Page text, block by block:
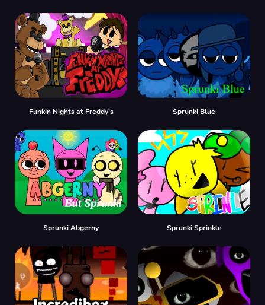
Funkin Nights at Freddy’s Sprunki Blue
Sprunki Abgerny Sprunki Sprinkle